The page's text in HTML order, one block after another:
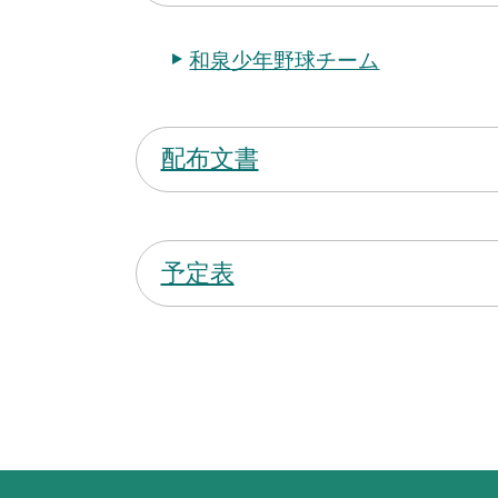
和泉少年野球チーム
配布文書
予定表